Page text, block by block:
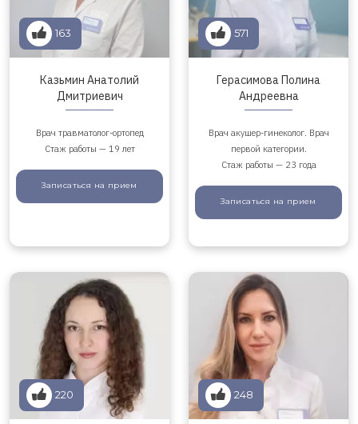
163
Казьмин Анатолий
Дмитриевич
Врач травматолог-ортопед
Стаж работы — 19 лет
Записаться на прием
571
Герасимова Полина
Андреевна
Врач акушер-гинеколог. Врач
первой категории.
Стаж работы — 23 года
Записаться на прием
220 248